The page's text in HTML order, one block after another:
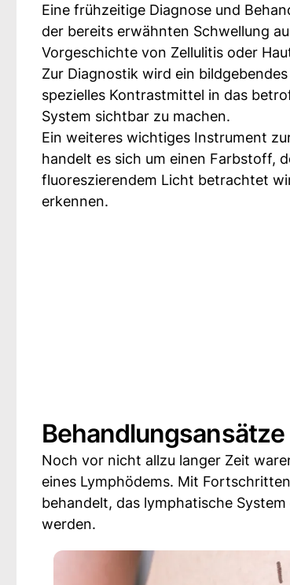
Eine frühzeitige Diagnose und
der bereits erwähnten Schwellung
Vorgeschichte von Zellulitis oder
Zur Diagnostik wird ein
spezielles Kontrastmittel in das
System sichtbar zu machen.
Ein weiteres wichtiges Instrument
handelt es sich um einen Farbstoff,
fluoreszierendem Licht betrachtet
erkennen.
Noch vor nicht allzu langer Zeit
eines Lymphödems. Mit
behandelt, das lymphatische
werden.